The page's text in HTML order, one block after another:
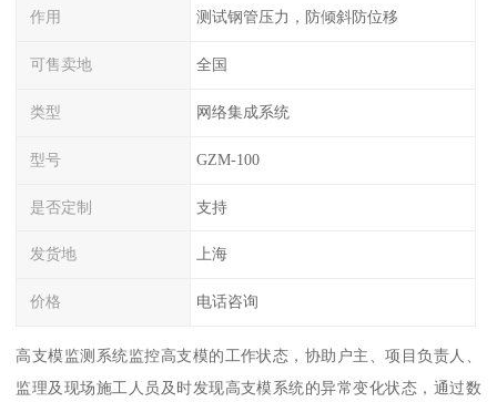
作用 测试钢管压力，防倾斜防位移
可售卖地 全国
类型 网络集成系统
型号 GZM-100
是否定制 支持
发货地 上海
价格 电话咨询
高支模监测系统监控高支模的工作状态，协助户主、项目负责人、
监理及现场施工人员及时发现高支模系统的异常变化状态，通过数